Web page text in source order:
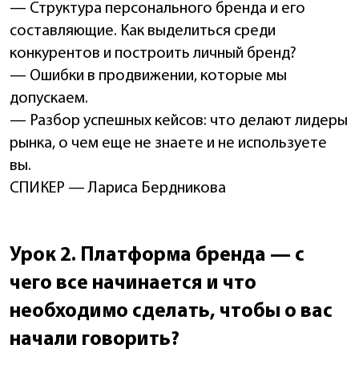
— Структура персонального бренда и его
составляющие. Как выделиться среди
конкурентов и построить личный бренд?
— Ошибки в продвижении, которые мы
допускаем.
— Разбор успешных кейсов: что делают лидеры
рынка, о чем еще не знаете и не используете
вы.
СПИКЕР — Лариса Бердникова
Урок 2. Платформа бренда — с
чего все начинается и что
необходимо сделать, чтобы о вас
начали говорить?